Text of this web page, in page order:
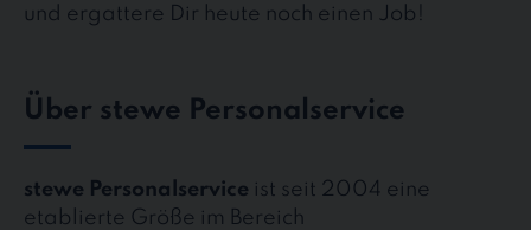
und ergattere Dir heute noch einen Job!
Über stewe Personalservice
stewe Personalservice ist seit 2004 eine
etablierte Größe im Bereich